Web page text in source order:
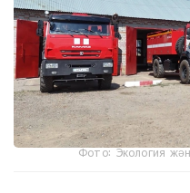
Фото: Экология